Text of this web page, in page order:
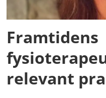
Framtidens
relevant